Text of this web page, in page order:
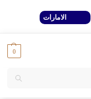
الامارات
0